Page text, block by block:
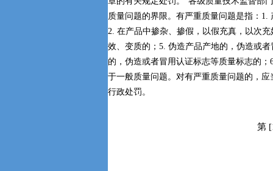
质量问题的界限。有严重质量问题是指：
2. 在产品中掺杂、掺假，以假充真，以次
效、变质的；5. 伪造产品产地的，伪造或
的，伪造或者冒用认证标志等质量标志的
于一般质量问题。对有严重质量问题的，应
行政处罚。
第